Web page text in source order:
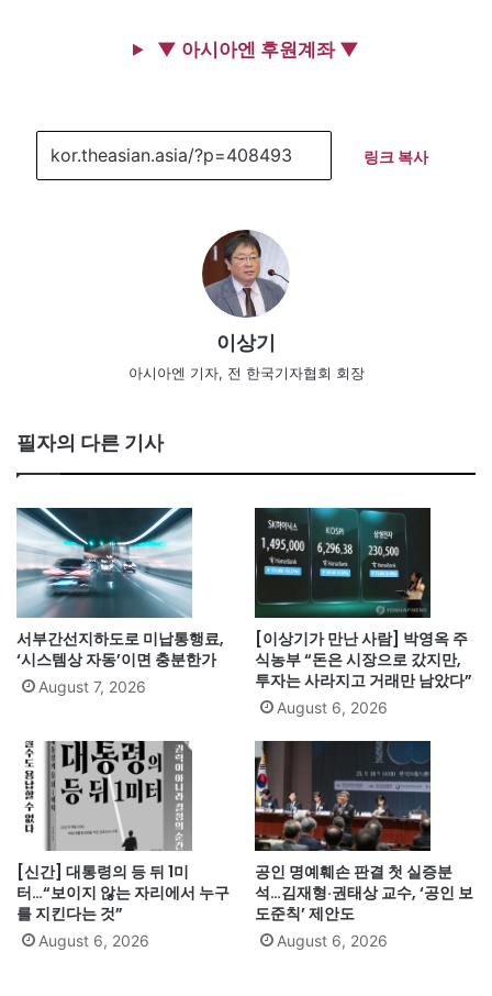
▼ 아시아엔 후원계좌 ▼
링크 복사
이상기
아시아엔 기자, 전 한국기자협회 회장
필자의 다른 기사
서부간선지하도로 미납통행료,
‘시스템상 자동’이면 충분한가
August 7, 2026
[이상기가 만난 사람] 박영옥 주
식농부 “돈은 시장으로 갔지만,
투자는 사라지고 거래만 남았다”
August 6, 2026
[신간] 대통령의 등 뒤 1미
터…“보이지 않는 자리에서 누구
를 지킨다는 것”
August 6, 2026
공인 명예훼손 판결 첫 실증분
석…김재형·권태상 교수, ‘공인 보
도준칙’ 제안도
August 6, 2026